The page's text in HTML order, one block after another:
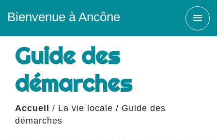
Bienvenue à Ancône menu
Guide des
démarches
Accueil / La vie locale / Guide des
démarches